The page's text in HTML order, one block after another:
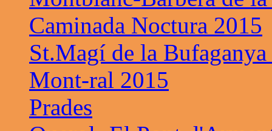
Caminada Noctura 2015
St.Magí de la
Mont-ral 2015
Prades